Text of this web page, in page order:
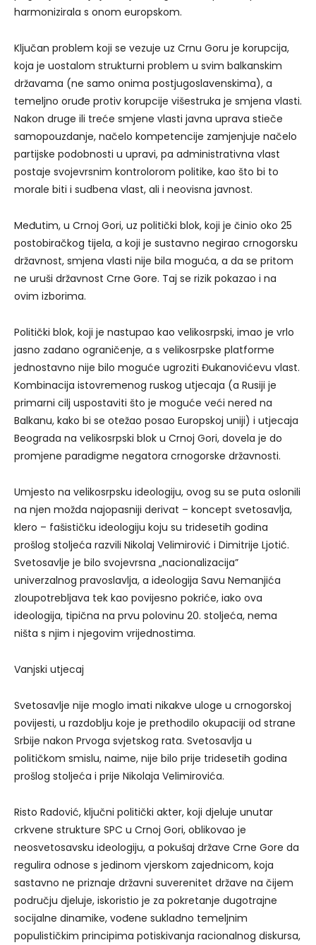
harmonizirala s onom europskom.
Ključan problem koji se vezuje uz Crnu Goru je korupcija,
koja je uostalom strukturni problem u svim balkanskim
državama (ne samo onima postjugoslavenskima), a
temeljno oruđe protiv korupcije višestruka je smjena vlasti.
Nakon druge ili treće smjene vlasti javna uprava stieče
samopouzdanje, načelo kompetencije zamjenjuje načelo
partijske podobnosti u upravi, pa administrativna vlast
postaje svojevrsnim kontrolorom politike, kao što bi to
morale biti i sudbena vlast, ali i neovisna javnost.
Međutim, u Crnoj Gori, uz politički blok, koji je činio oko 25
postobiračkog tijela, a koji je sustavno negirao crnogorsku
državnost, smjena vlasti nije bila moguća, a da se pritom
ne uruši državnost Crne Gore. Taj se rizik pokazao i na
ovim izborima.
Politički blok, koji je nastupao kao velikosrpski, imao je vrlo
jasno zadano ograničenje, a s velikosrpske platforme
jednostavno nije bilo moguće ugroziti Đukanovićevu vlast.
Kombinacija istovremenog ruskog utjecaja (a Rusiji je
primarni cilj uspostaviti što je moguće veći nered na
Balkanu, kako bi se otežao posao Europskoj uniji) i utjecaja
Beograda na velikosrpski blok u Crnoj Gori, dovela je do
promjene paradigme negatora crnogorske državnosti.
Umjesto na velikosrpsku ideologiju, ovog su se puta oslonili
na njen možda najopasniji derivat – koncept svetosavlja,
klero – fašističku ideologiju koju su tridesetih godina
prošlog stoljeća razvili Nikolaj Velimirović i Dimitrije Ljotić.
Svetosavlje je bilo svojevrsna „nacionalizacija”
univerzalnog pravoslavlja, a ideologija Savu Nemanjića
zloupotrebljava tek kao povijesno pokriće, iako ova
ideologija, tipična na prvu polovinu 20. stoljeća, nema
ništa s njim i njegovim vrijednostima.
Vanjski utjecaj
Svetosavlje nije moglo imati nikakve uloge u crnogorskoj
povijesti, u razdoblju koje je prethodilo okupaciji od strane
Srbije nakon Prvoga svjetskog rata. Svetosavlja u
političkom smislu, naime, nije bilo prije tridesetih godina
prošlog stoljeća i prije Nikolaja Velimirovića.
Risto Radović, ključni politički akter, koji djeluje unutar
crkvene strukture SPC u Crnoj Gori, oblikovao je
neosvetosavsku ideologiju, a pokušaj države Crne Gore da
regulira odnose s jedinom vjerskom zajednicom, koja
sastavno ne priznaje državni suverenitet države na čijem
području djeluje, iskoristio je za pokretanje dugotrajne
socijalne dinamike, vođene sukladno temeljnim
populističkim principima potiskivanja racionalnog diskursa,